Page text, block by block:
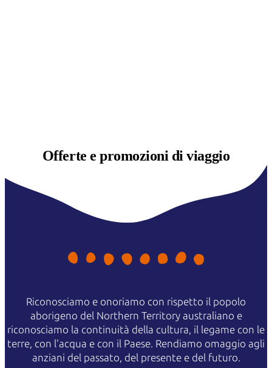
Offerte epromozioni di viaggio
Riconosciamo e onoriamo con rispetto il popolo
aborigeno del Northern Territory australiano e
riconosciamo la continuità della cultura, il legame con le
terre, con l'acqua e con il Paese. Rendiamo omaggio agli
anziani del passato, del presente e del futuro.